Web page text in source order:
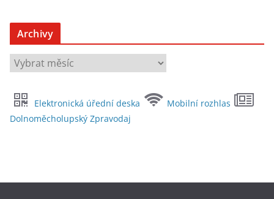
Archivy
A
h
i
Elektronická úřední deska
Mobilní rozhlas
Dolnoměcholupský Zpravodaj